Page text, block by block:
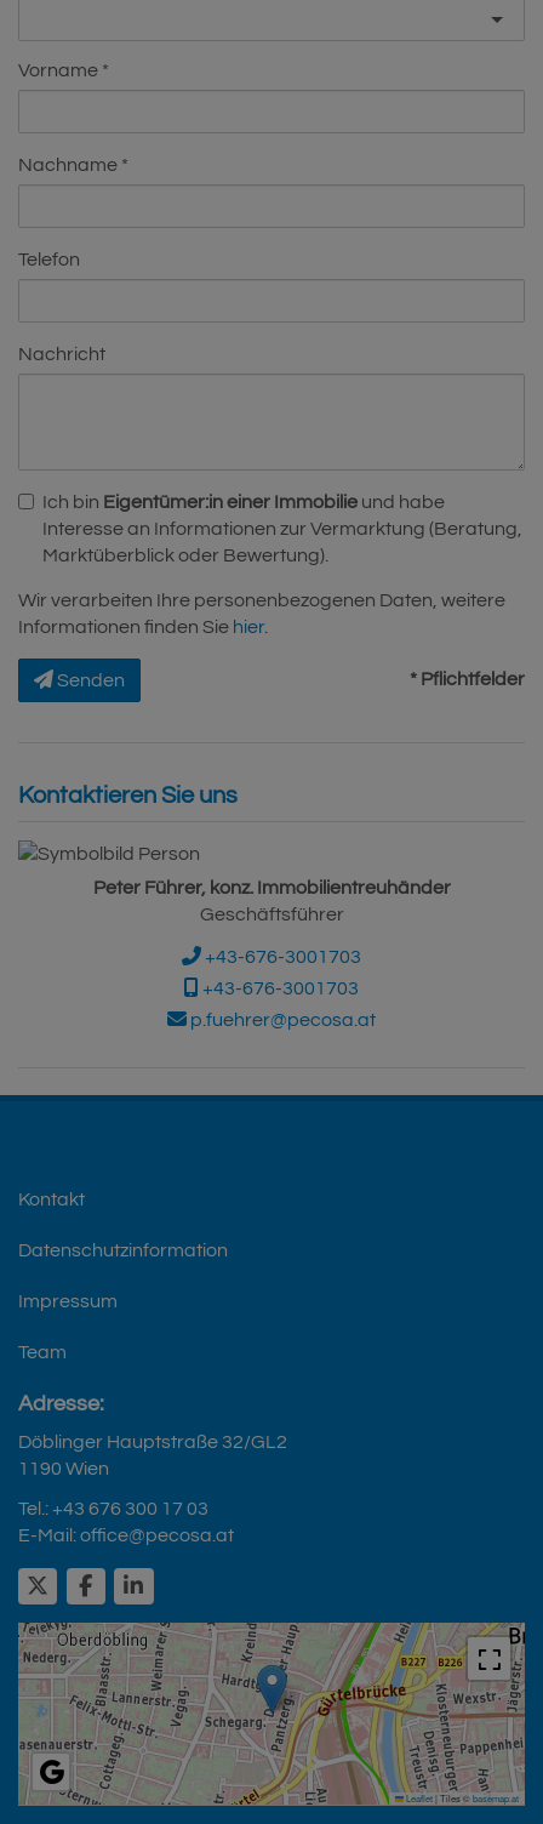
Vorname
Nachname
Telefon
Nachricht
Ich bin Eigentümer:in einer Immobilie und habe
Interesse an Informationen zur Vermarktung (Beratung,
Marktüberblick oder Bewertung).
Wir verarbeiten Ihre personenbezogenen Daten, weitere
Informationen finden Sie hier.
Senden * Pflichtfelder
Kontaktieren Sie uns
Peter Führer, konz. Immobilientreuhänder
Geschäftsführer
+43-676-3001703
+43-676-3001703
p.fuehrer@pecosa.at
Kontakt
Datenschutzinformation
Impressum
Team
Adresse:
Döblinger Hauptstraße 32/GL2
1190 Wien
Tel.:+43 676 300 17 03
E-Mail:office@pecosa.at
Leaflet|Tiles ©basemap.at